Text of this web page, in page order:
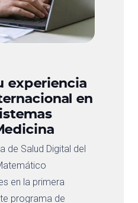
experiencia
en
de Salud Digital del
en la primera
programa de